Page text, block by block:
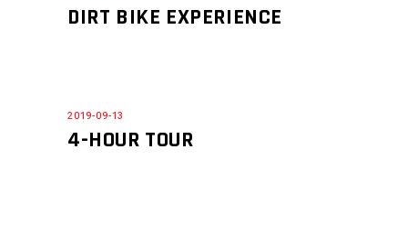
DIRT BIKE EXPERIENCE
2019-09-13
4-HOUR TOUR